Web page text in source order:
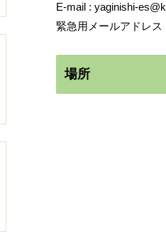
E-mail : yaginishi-
緊急用メールアドレス
場所